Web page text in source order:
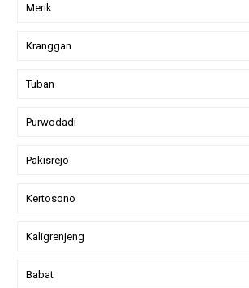
Merik
Kranggan
Tuban
Purwodadi
Pakisrejo
Kertosono
Kaligrenjeng
Babat